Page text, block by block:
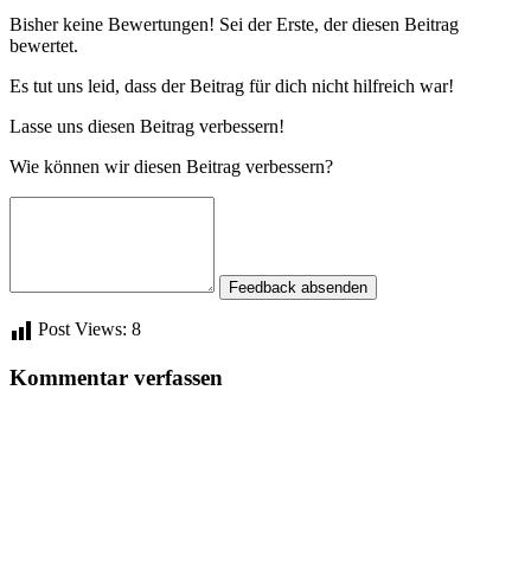
Bisher keine Bewertungen! Sei der Erste, der diesen Beitrag
bewertet.
Es tut uns leid, dass der Beitrag für dich nicht hilfreich war!
Lasse uns diesen Beitrag verbessern!
Wie können wir diesen Beitrag verbessern?
Feedback absenden
Post Views: 8
Kommentar verfassen